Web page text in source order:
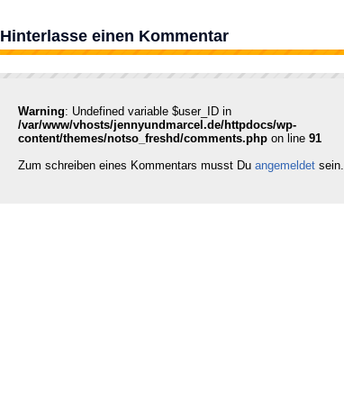
Hinterlasse einen Kommentar
Warning: Undefined variable $user_ID in
/var/www/vhosts/jennyundmarcel.de/httpdocs/wp-
content/themes/notso_freshd/comments.phpon line 91
Zum schreiben eines Kommentars musst Du angemeldet sein.